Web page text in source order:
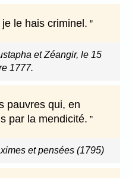
le hais criminel.
et Zéangir, le 15
1777.
pauvres qui, en
par la mendicité.
et pensées (1795)